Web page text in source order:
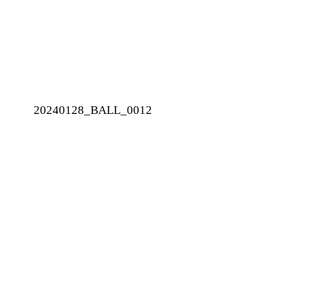
20240128_BALL_0012